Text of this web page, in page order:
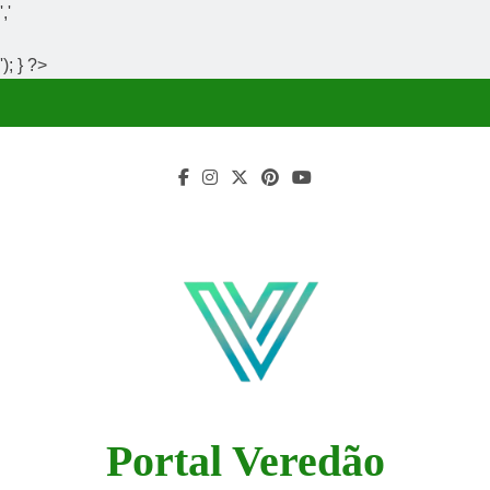
','
'); } ?>
Portal Veredão